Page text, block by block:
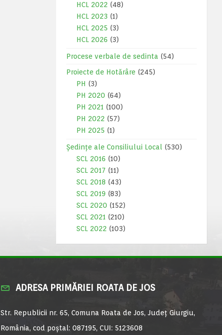
HCL 2022 (48)
HCL 2023 (1)
HCL 2025 (3)
HCL 2026 (3)
Procese verbale de sedinta (54)
Proiecte de Hotărâre (245)
PH (3)
PH 2020 (64)
PH 2021 (100)
PH 2022 (57)
PH 2025 (1)
Ședințe ale Consiliului Local
(530)
SCL 2016 (10)
SCL 2017 (11)
SCL 2018 (43)
SCL 2019 (83)
SCL 2020 (152)
SCL 2021 (210)
SCL 2022 (103)
ADRESA PRIMĂRIEI ROATA DE JOS
Str. Republicii nr. 65, Comuna Roata de Jos, Județ Giurgiu,
România, cod poștal: 087195, CUI: 5123608